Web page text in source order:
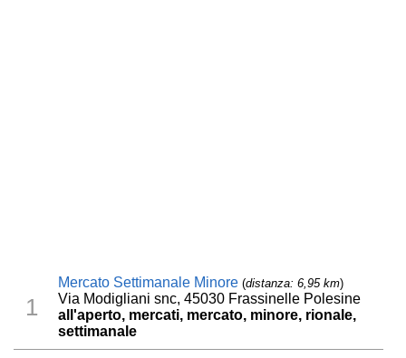
1
Mercato Settimanale Minore (distanza: 6,95 km)
Via Modigliani snc, 45030 Frassinelle Polesine
all'aperto, mercati, mercato, minore, rionale,
settimanale